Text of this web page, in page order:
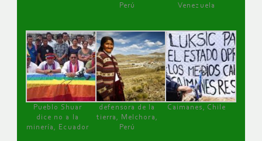
Perú
Venezuela
Pueblo Shuar
dice no a la
minería, Ecuador
defensora de la
tierra, Melchora,
Perú
Caimanes, Chile